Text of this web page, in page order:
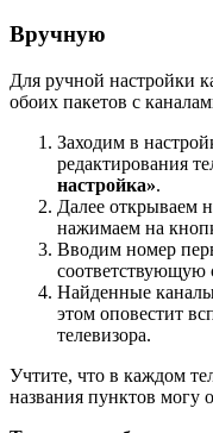
Вручную
Для ручной настройки
обоих пакетов с
Заходим в
редактирования
настройка».
Далее открываем
нажимаем на
Вводим номер
соответствующую
Найденные
этом оповестит
телевизора.
Учтите, что в каждом
названия пунктов могу